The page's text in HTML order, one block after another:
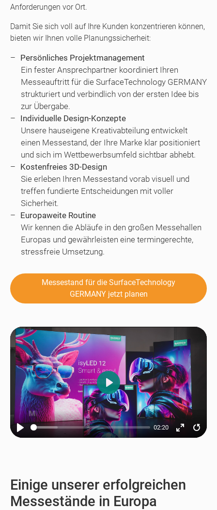
Anforderungen vor Ort.
Damit Sie sich voll auf Ihre Kunden konzentrieren können,
bieten wir Ihnen volle Planungssicherheit:
Persönliches Projektmanagement
Ein fester Ansprechpartner koordiniert Ihren
Messeauftritt für die SurfaceTechnology GERMANY
strukturiert und verbindlich von der ersten Idee bis
zur Übergabe.
Individuelle Design-Konzepte
Unsere hauseigene Kreativabteilung entwickelt
einen Messestand, der Ihre Marke klar positioniert
und sich im Wettbewerbsumfeld sichtbar abhebt.
Kostenfreies 3D-Design
Sie erleben Ihren Messestand vorab visuell und
treffen fundierte Entscheidungen mit voller
Sicherheit.
Europaweite Routine
Wir kennen die Abläufe in den großen Messehallen
Europas und gewährleisten eine termingerechte,
stressfreie Umsetzung.
Messestand für die SurfaceTechnology
GERMANY jetzt planen
Play
02:20
Enter
Play
Einige unserer erfolgreichen
Messestände in Europa